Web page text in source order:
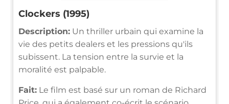
Clockers (1995)
Description: Un thriller urbain qui examine la
vie des petits dealers et les pressions qu'ils
subissent. La tension entre la survie et la
moralité est palpable.
Fait: Le film est basé sur un roman de Richard